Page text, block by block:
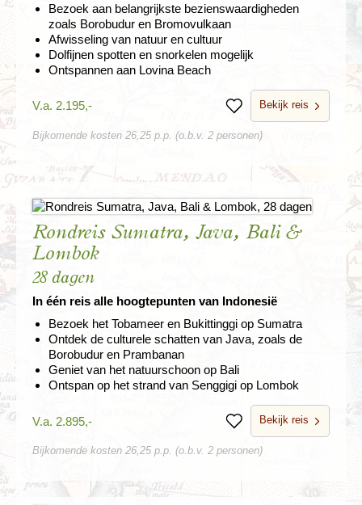
Bezoek aan belangrijkste bezienswaardigheden
zoals Borobudur en Bromovulkaan
Afwisseling van natuur en cultuur
Dolfijnen spotten en snorkelen mogelijk
Ontspannen aan Lovina Beach
V.a. 2.195,- BewarenBekijk reis
Bijkomende kosten 26,25 p.p. (o.b.v. 2 personen)
Rondreis Sumatra, Java, Bali &
Lombok
28 dagen
In één reis alle hoogtepunten van Indonesië
Bezoek het Tobameer en Bukittinggi op Sumatra
Ontdek de culturele schatten van Java, zoals de
Borobudur en Prambanan
Geniet van het natuurschoon op Bali
Ontspan op het strand van Senggigi op Lombok
V.a. 2.895,- BewarenBekijk reis
Bijkomende kosten 26,25 p.p. (o.b.v. 2 personen)